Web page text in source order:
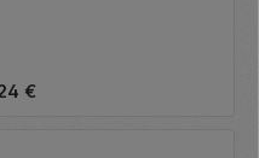
Preis:
€